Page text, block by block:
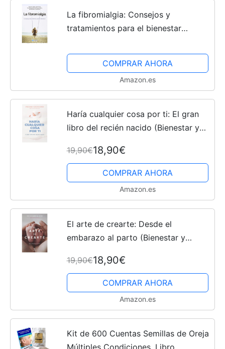
La fibromialgia: Consejos y
tratamientos para el bienestar
COMPRAR AHORA
Amazon.es
Haría cualquier cosa por ti: El gran
libro del recién nacido (Bienestar y
19,90€18,90€
COMPRAR AHORA
Amazon.es
El arte de crearte: Desde el
embarazo al parto (Bienestar y
19,90€18,90€
COMPRAR AHORA
Amazon.es
Kit de 600 Cuentas Semillas de Oreja